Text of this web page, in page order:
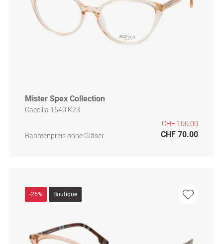
Mister Spex Collection
Caecilia 1540 K23
Rahmenpreis ohne Gläser
CHF 100.00
CHF 70.00
-25% Boutique